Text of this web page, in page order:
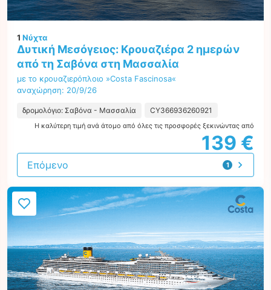
1 Νύχτα
Δυτική Μεσόγειος: Κρουαζιέρα 2 ημερών
από τη Σαβόνα στη Μασσαλία
με το κρουαζιερόπλοιο »Costa Fascinosa«
αναχώρηση: 20/9/26
δρομολόγιο: Σαβόνα - Μασσαλία CY366936260921
Η καλύτερη τιμή ανά άτομο από όλες τις προσφορές ξεκινώντας από
139 €
1
προσφορά
Επόμενο